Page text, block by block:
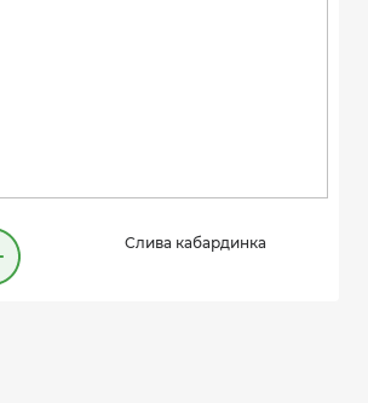
Слива кабардинка